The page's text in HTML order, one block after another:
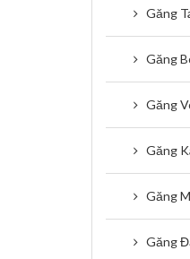
Găng
Găng
Găng
Găng
Găng
Găng